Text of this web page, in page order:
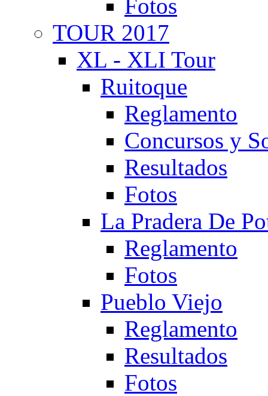
Fotos
TOUR 2017
XL - XLI Tour
Ruitoque
Reglamento
Concursos y
Resultados
Fotos
La Pradera De
Reglamento
Fotos
Pueblo Viejo
Reglamento
Resultados
Fotos